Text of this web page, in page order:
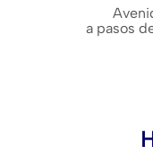
a pasos